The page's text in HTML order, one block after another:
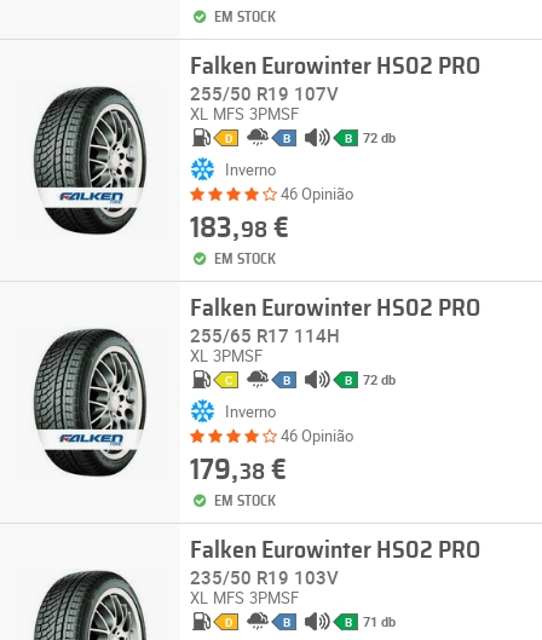
EM STOCK
Falken Eurowinter HS02 PRO
255/50 R19 107V
XL MFS 3PMSF
D B B 72 db
Inverno
46 Opinião
183,98€
EM STOCK
Falken Eurowinter HS02 PRO
255/65 R17 114H
XL 3PMSF
C B B 72 db
Inverno
46 Opinião
179,38€
EM STOCK
Falken Eurowinter HS02 PRO
235/50 R19 103V
XL MFS 3PMSF
D B B 71 db